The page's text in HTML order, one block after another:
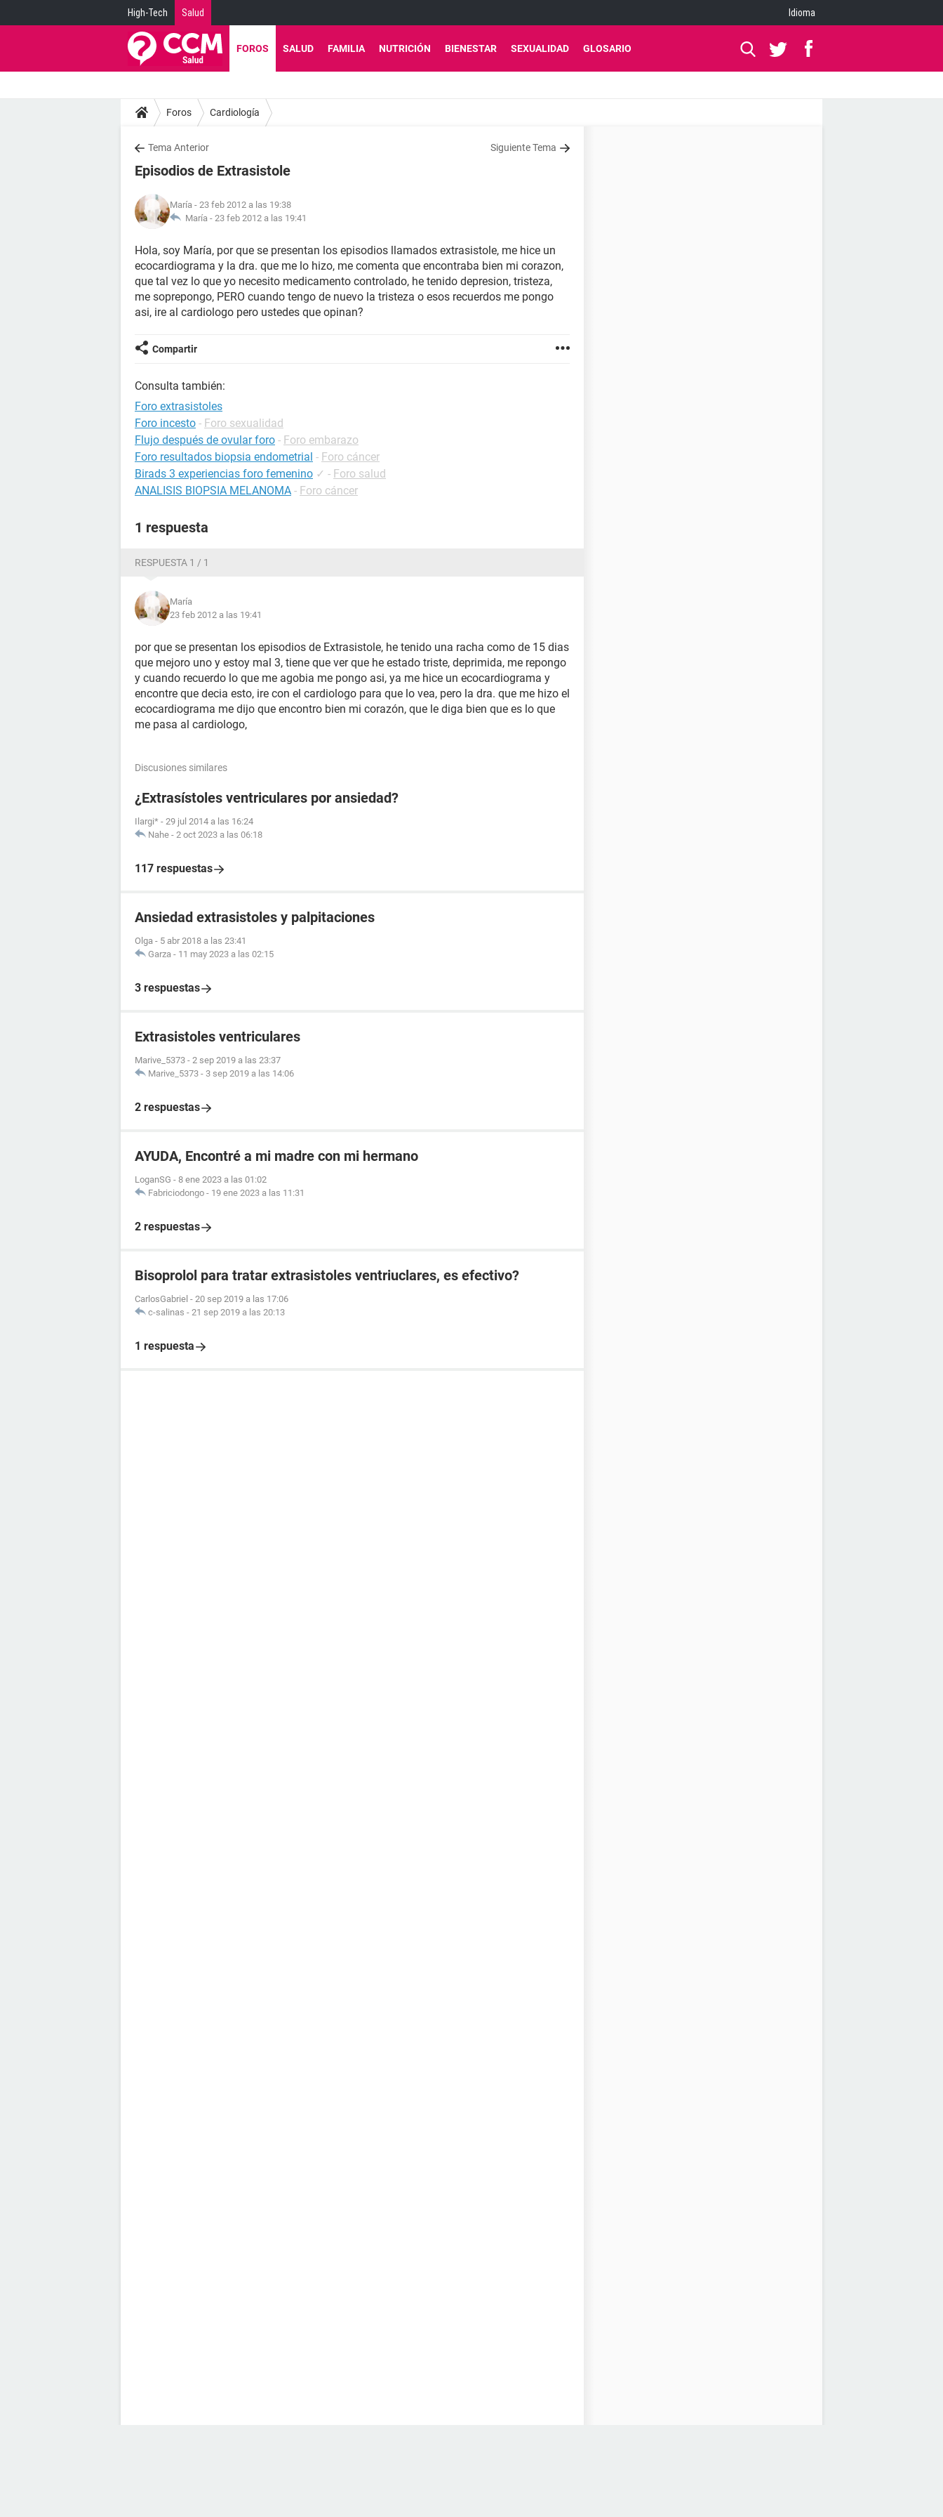
High-Tech Salud Idioma
FOROS SALUD FAMILIA NUTRICIÓN BIENESTAR SEXUALIDAD GLOSARIO
Foros Cardiología
Tema Anterior Siguiente Tema
Episodios de Extrasistole
María - 23 feb 2012 a las 19:38
María - 23 feb 2012 a las 19:41
Hola, soy María, por que se presentan los episodios llamados extrasistole, me hice un
ecocardiograma y la dra. que me lo hizo, me comenta que encontraba bien mi corazon,
que tal vez lo que yo necesito medicamento controlado, he tenido depresion, tristeza,
me soprepongo, PERO cuando tengo de nuevo la tristeza o esos recuerdos me pongo
asi, ire al cardiologo pero ustedes que opinan?
Compartir
Consulta también:
Foro extrasistoles
Foro incesto - Foro sexualidad
Flujo después de ovular foro - Foro embarazo
Foro resultados biopsia endometrial - Foro cáncer
Birads 3 experiencias foro femenino ✓ - Foro salud
ANALISIS BIOPSIA MELANOMA - Foro cáncer
1 respuesta
RESPUESTA 1 / 1
María
23 feb 2012 a las 19:41
por que se presentan los episodios de Extrasistole, he tenido una racha como de 15 dias
que mejoro uno y estoy mal 3, tiene que ver que he estado triste, deprimida, me repongo
y cuando recuerdo lo que me agobia me pongo asi, ya me hice un ecocardiograma y
encontre que decia esto, ire con el cardiologo para que lo vea, pero la dra. que me hizo el
ecocardiograma me dijo que encontro bien mi corazón, que le diga bien que es lo que
me pasa al cardiologo,
Discusiones similares
¿Extrasístoles ventriculares por ansiedad?
Ilargi* - 29 jul 2014 a las 16:24
Nahe - 2 oct 2023 a las 06:18
117 respuestas
Ansiedad extrasistoles y palpitaciones
Olga - 5 abr 2018 a las 23:41
Garza - 11 may 2023 a las 02:15
3 respuestas
Extrasistoles ventriculares
Marive_5373 - 2 sep 2019 a las 23:37
Marive_5373 - 3 sep 2019 a las 14:06
2 respuestas
AYUDA, Encontré a mi madre con mi hermano
LoganSG - 8 ene 2023 a las 01:02
Fabriciodongo - 19 ene 2023 a las 11:31
2 respuestas
Bisoprolol para tratar extrasistoles ventriuclares, es efectivo?
CarlosGabriel - 20 sep 2019 a las 17:06
c-salinas - 21 sep 2019 a las 20:13
1 respuesta